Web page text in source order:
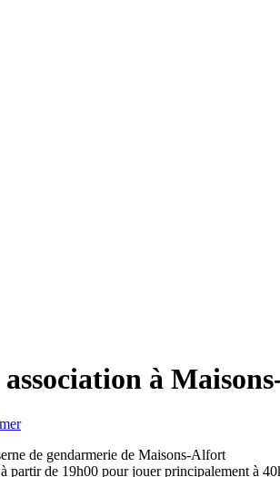
à
de gendarmerie de Maisons-Alfort
partir de 19h00 pour jouer principalement à